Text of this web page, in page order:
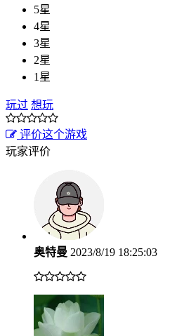
5星
4星
3星
2星
1星
玩过 想玩
评价这个游戏
玩家评价
奥特曼 2023/8/19 18:25:03